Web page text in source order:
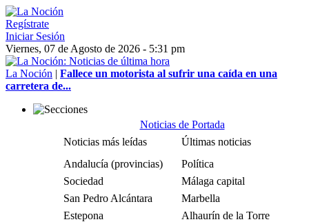
Regístrate
Iniciar Sesión
Viernes, 07 de Agosto de 2026 - 5:31 pm
La Noción | Fallece un motorista al sufrir una caída en una
carretera de...
Noticias de Portada
Noticias más leídas
Últimas noticias
Andalucía (provincias)
Política
Sociedad
Málaga capital
San Pedro Alcántara
Marbella
Estepona
Alhaurín de la Torre